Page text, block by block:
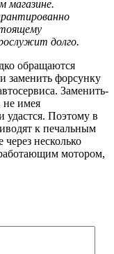
магазине.
долго.
обращаются
заменить форсунку
Заменить-
не имея
удастся. Поэтому в
к печальным
несколько
мотором,